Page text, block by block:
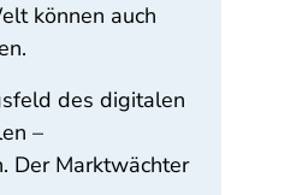
können auch
des digitalen
–
Der Marktwächter